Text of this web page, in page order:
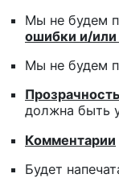
Мы не будем
ошибки и/или
Мы не будем
Прозрачность
должна быть
Комментарии
Будет